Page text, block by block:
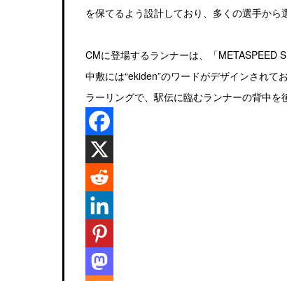
を保てるよう設計しており、多くの選手から
CMに登場するランナーは、「METASPEED
中敷には“ekiden”のワードがデザインされ
ラーリングで、駅伝に臨むランナーの背中を